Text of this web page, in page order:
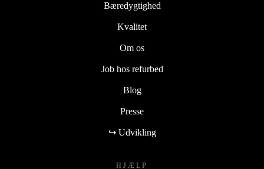
Bæredygtighed
Kvalitet
Om os
Job hos refurbed
Blog
Presse
↪ Udvikling
HJÆLP